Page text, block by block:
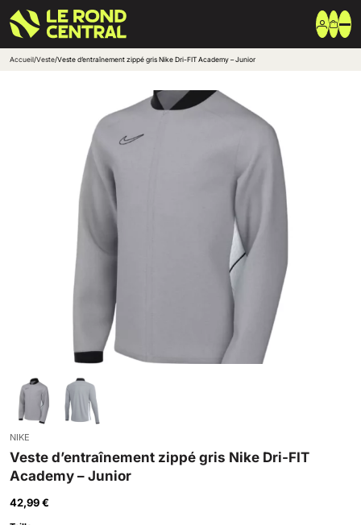
Haut de survêtement
Bas de survêtement
Shorts & Chaussettes
Vêtements techniques
Sac & Bagagerie
Accessoires entrainement
Créer une boutique club
Accueil/Veste/Veste d’entraînement zippé gris Nike Dri-FIT Academy – Junior
NIKE
Veste d’entraînement zippé gris Nike Dri-FIT
Academy – Junior
42,99 €